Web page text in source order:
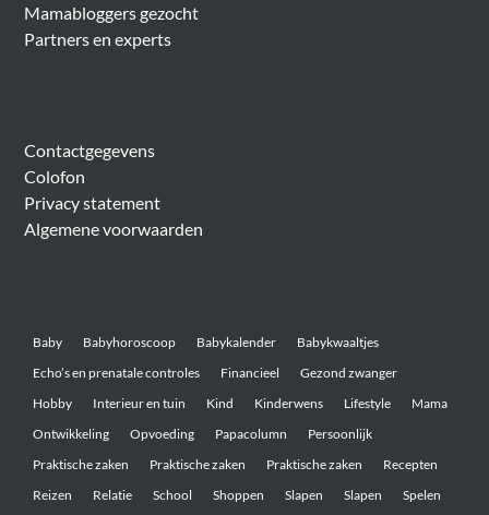
Mamabloggers gezocht
Partners en experts
Contactgegevens
Colofon
Privacy statement
Algemene voorwaarden
Baby Babyhoroscoop Babykalender
Babykwaaltjes
Echo’s en prenatale controles
Financieel
Gezond zwanger
Hobby
Interieur en tuin Kind Kinderwens Lifestyle
Mama
Ontwikkeling
Opvoeding Papacolumn
Persoonlijk
Praktische zaken
Praktische zaken Praktische zaken
Recepten
Reizen
Relatie School Shoppen Slapen Slapen Spelen